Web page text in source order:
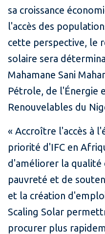
sa croissance
l'accès des
cette perspective, le
solaire sera
Mahamane Sani
Pétrole, de l'Énergie
Renouvelables du
« Accroître l'accès à
priorité d'IFC en
d'améliorer la qualité
pauvreté et de
et la création
Scaling Solar
procurer plus